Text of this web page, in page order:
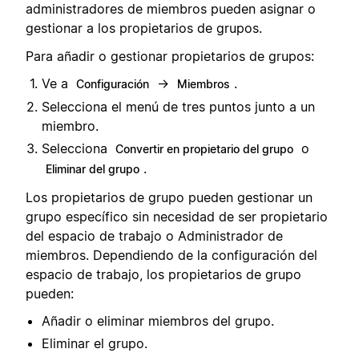
administradores de miembros pueden asignar o
gestionar a los propietarios de grupos.
Para añadir o gestionar propietarios de grupos:
Ve a
Configuración → Miembros .
Selecciona el menú de tres puntos junto a un
miembro.
Selecciona
Convertir en propietario del grupo o
Eliminar del grupo .
Los propietarios de grupo pueden gestionar un
grupo específico sin necesidad de ser propietario
del espacio de trabajo o Administrador de
miembros. Dependiendo de la configuración del
espacio de trabajo, los propietarios de grupo
pueden:
Añadir o eliminar miembros del grupo.
Eliminar el grupo.